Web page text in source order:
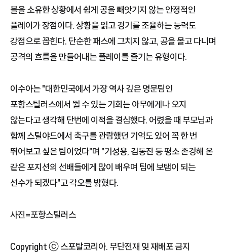
볼을 소유한 상황에서 쉽게 공을 빼앗기지 않는 안정적인
플레이가 장점이다. 상황을 읽고 경기를 조율하는 능력도
강점으로 꼽힌다. 단순한 패스에 그치지 않고, 공을 몰고 다니며
공격의 흐름을 만들어내는 플레이를 즐기는 유형이다.
이수아는 "대한민국에서 가장 역사 깊은 명문팀인
포항스틸러스에서 뛸 수 있는 기회는 아무에게나 오지
않는다고 생각해 단번에 이적을 결심했다. 어렸을 때 부모님과
함께 스틸야드에서 축구를 관람했던 기억도 있어 꼭 한 번
뛰어보고 싶은 팀이었다"며 "기성용, 김동진 등 평소 존경해 온
같은 포지션의 선배들에게 많이 배우며 팀에 보탬이 되는
선수가 되겠다"고 각오를 밝혔다.
사진=포항스틸러스
Copyright ⓒ 스포탈코리아. 무단전재 및 재배포 금지